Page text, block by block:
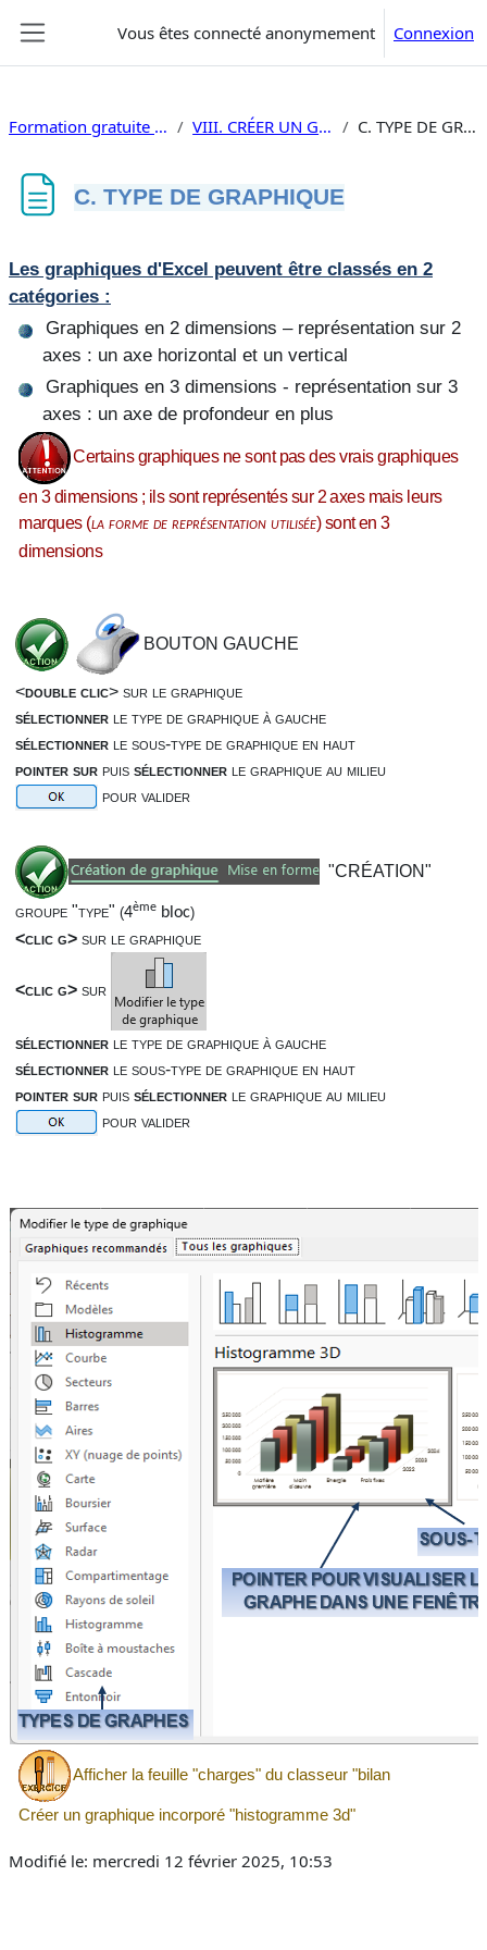
Vous êtes connecté anonymement Connexion
Formation gratuite Excel 2024 VIII. CRÉER UN GRAPHIQUE C. TYPE DE GRAPHIQUE
C. TYPE DE GRAPHIQUE
Les graphiques d'Excel peuvent être classés en 2
catégories :
Graphiques en 2 dimensions – représentation sur 2
axes : un axe horizontal et un vertical
Graphiques en 3 dimensions - représentation sur 3
axes : un axe de profondeur en plus
Certains graphiques ne sont pas des vrais graphiques
en 3 dimensions ; ils sont représentés sur 2 axes mais leurs
marques (la forme de représentation utilisée) sont en 3
dimensions
BOUTON GAUCHE
<double clic> sur le graphique
sélectionnerle type de graphique à gauche
sélectionnerle sous-type de graphique en haut
pointer sur puissélectionnerle graphique au milieu
pour valider
"CRÉATION"
groupe "type" (4èmebloc)
<clic g>sur le graphique
<clic g>sur
sélectionnerle type de graphique à gauche
sélectionnerle sous-type de graphique en haut
pointer sur puissélectionnerle graphique au milieu
pour valider
Afficher la feuille "charges" du classeur "bilan
Créer un graphique incorporé "histogramme 3d"
Modifié le: mercredi 12 février 2025, 10:53